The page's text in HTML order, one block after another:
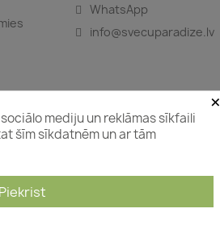
WhatsApp
info@svecuparadize.lv
×
mediju un reklāmas sīkfaili
šīm sīkdatnēm un ar tām